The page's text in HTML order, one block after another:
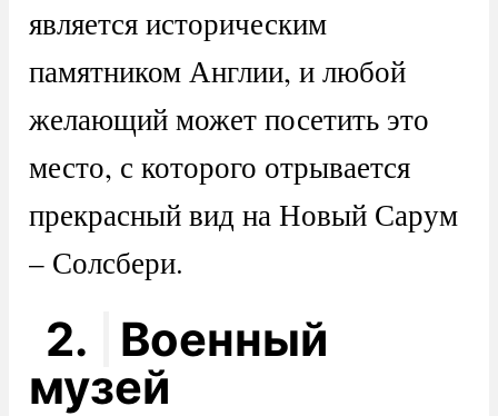
является историческим
памятником Англии, и любой
желающий может посетить это
место, с которого отрывается
прекрасный вид на Новый Сарум
– Солсбери.
2.
Военный
музей